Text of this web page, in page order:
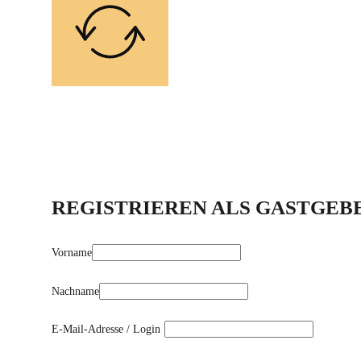
REGISTRIEREN ALS
Vorname
Nachname
E-Mail-Adresse / Login